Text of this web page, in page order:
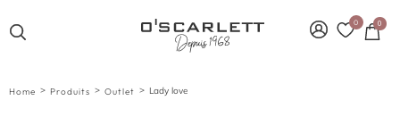
0 0
Home > Produits > Outlet > Lady love